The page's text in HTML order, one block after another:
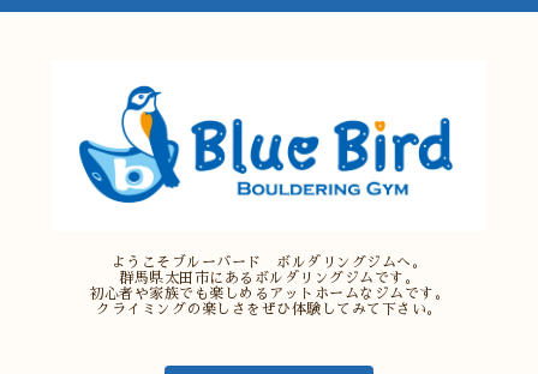
ようこそブルーバード ボルダリングジムへ。
群馬県太田市にあるボルダリングジムです。
初心者や家族でも楽しめるアットホームなジムです。
クライミングの楽しさをぜひ体験してみて下さい。